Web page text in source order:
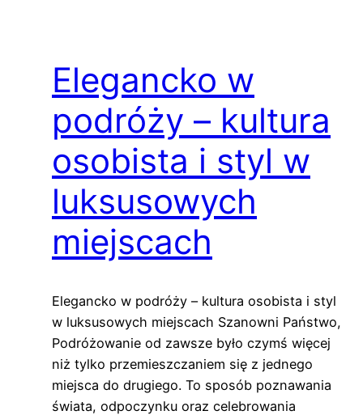
Elegancko w
podróży – kultura
osobista i styl w
luksusowych
miejscach
Elegancko w podróży – kultura osobista i styl
w luksusowych miejscach Szanowni Państwo,
Podróżowanie od zawsze było czymś więcej
niż tylko przemieszczaniem się z jednego
miejsca do drugiego. To sposób poznawania
świata, odpoczynku oraz celebrowania